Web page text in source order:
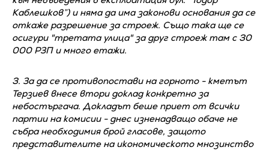
Каблешков”) и няма да има законови основания да се
откаже разрешение за строеж. Също така ще се
осигури "третата улица" за друг строеж там с 30
000 РЗП и много етажи.
3. За да се противопостави на горното - кметът
Терзиев внесе втори доклад конкретно за
небостъргача. Докладът беше приет от всички
партии на комисии - днес изненадващо обаче не
събра необходимия брой гласове, защото
представителите на икономическото мнозинство